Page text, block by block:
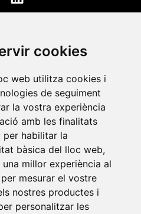
cookies
web utilitza cookies i
de seguiment
la vostra experiència
amb les finalitats
per habilitar la
bàsica del lloc web,
millor experiència al
per mesurar el vostre
nostres productes i
personalitzar les
10
s/n